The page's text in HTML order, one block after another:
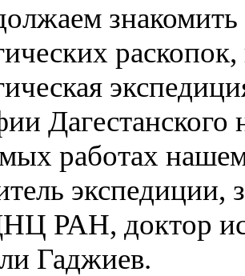
знакомить
работах
РАН, доктор
Гаджиев.